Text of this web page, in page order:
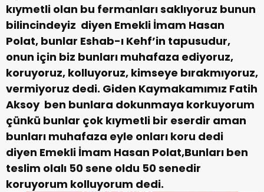
kıymetli olan bu fermanları saklıyoruz bunun
bilincindeyiz diyen Emekli İmam Hasan
Polat, bunlar Eshab-ı Kehf’in tapusudur,
onun için biz bunları muhafaza ediyoruz,
koruyoruz, kolluyoruz, kimseye bırakmıyoruz,
vermiyoruz dedi. Giden Kaymakamımız Fatih
Aksoy ben bunlara dokunmaya korkuyorum
çünkü bunlar çok kıymetli bir eserdir aman
bunları muhafaza eyle onları koru dedi
diyen Emekli İmam Hasan Polat,Bunları ben
teslim olalı 50 sene oldu 50 senedir
koruyorum kolluyorum dedi.